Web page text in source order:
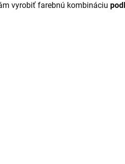
vyrobiť farebnú kombináciu